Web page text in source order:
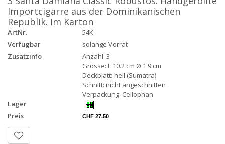
Importcigarre aus der Dominikanischen
Republik. Im Karton
ArtNr.
54K
Verfügbar
solange Vorrat
Zusatzinfo
Anzahl: 3
Grösse: L 10.2 cm Ø 1.9 cm
Deckblatt: hell (Sumatra)
Schnitt: nicht angeschnitten
Verpackung: Cellophan
Lager
Preis
CHF 27.50